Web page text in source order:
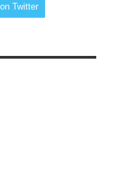
Twitter